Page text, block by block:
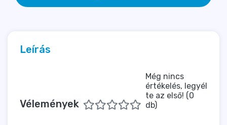
Leírás
Vélemények
Még nincs
értékelés, legyél
te az első! (0
db)